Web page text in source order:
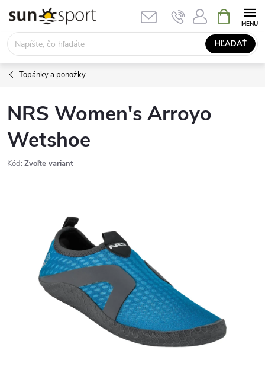
obsah
HĽADAŤ
KOŠÍK
Topánky a ponožky
NRS Women's Arroyo
Wetshoe
Kód: Zvoľte variant